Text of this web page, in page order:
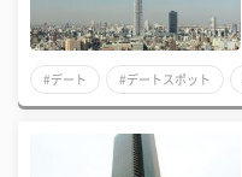
#デート #デートスポット